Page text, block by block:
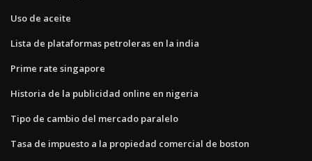
Uso de aceite
Lista de plataformas petroleras en la india
Prime rate singapore
Historia de la publicidad online en nigeria
Tipo de cambio del mercado paralelo
Tasa de impuesto a la propiedad comercial de boston